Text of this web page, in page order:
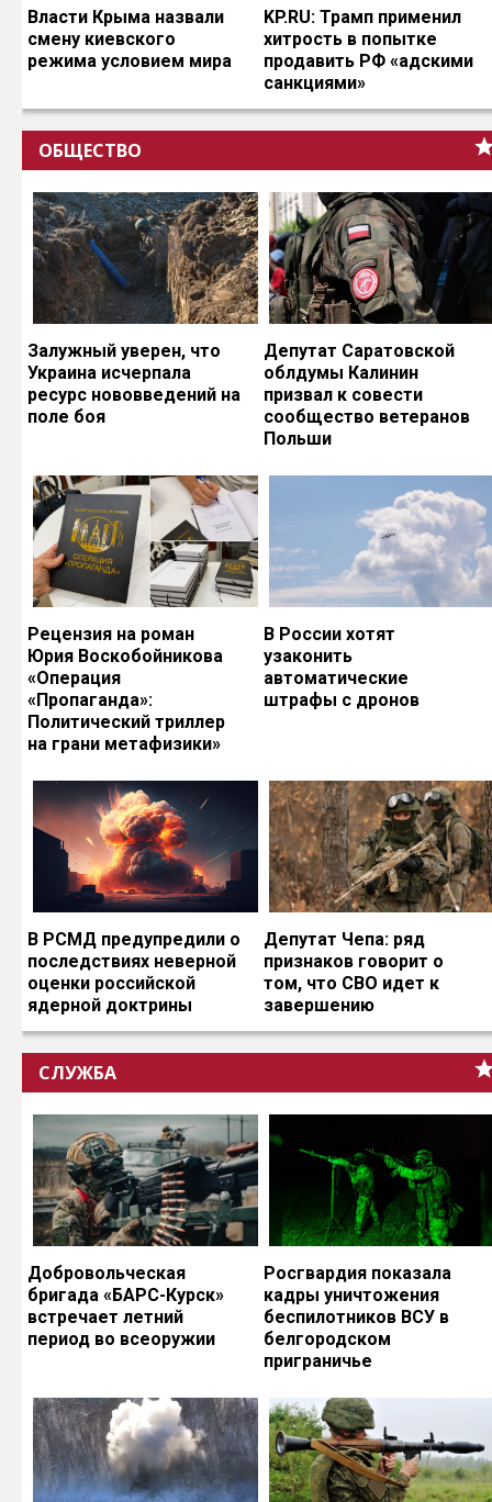
Власти Крыма назвали
смену киевского
режима условием мира
KP.RU: Трамп применил
хитрость в попытке
продавить РФ «адскими
санкциями»
ОБЩЕСТВО
Залужный уверен, что
Украина исчерпала
ресурс нововведений на
поле боя
Депутат Саратовской
облдумы Калинин
призвал к совести
сообщество ветеранов
Польши
Рецензия на роман
Юрия Воскобойникова
«Операция
«Пропаганда»:
Политический триллер
на грани метафизики»
В России хотят
узаконить
автоматические
штрафы с дронов
В РСМД предупредили о
последствиях неверной
оценки российской
ядерной доктрины
Депутат Чепа: ряд
признаков говорит о
том, что СВО идет к
завершению
СЛУЖБА
Добровольческая
бригада «БАРС-Курск»
встречает летний
период во всеоружии
Росгвардия показала
кадры уничтожения
беспилотников ВСУ в
белгородском
приграничье